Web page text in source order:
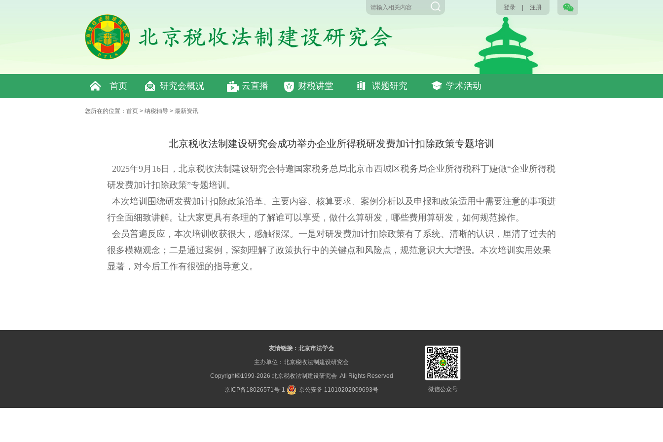
登录 注册
首页 研究会概况 云直播 财税讲堂 课题研究 学术活动
您所在的位置： 首页 > 纳税辅导 > 最新资讯
北京税收法制建设研究会成功举办企业所得税研发费加计扣除政策专题培训
2025年9月16日 ，北京税收法制建设研究会特邀国家税务总局北京市西城区税务局企业所得税科丁婕做“企业所得税
研发费加计扣除政策”专题培训。
本次培训围绕研发费加计扣除政策沿革、主要内容、核算要求、案例分析以及申报和政策适用中需要注意的事项进
行全面细致讲解。让大家更具有条理的了解谁可以享受，做什么算研发，哪些费用算研发，如何规范操作。
会员普遍反应，本次培训收获很大，感触很深。一是对研发费加计扣除政策有了系统、清晰的认识，厘清了过去的
很多模糊观念；二是通过案例，深刻理解了政策执行中的关键点和风险点，规范意识大大增强。本次培训实用效果
显著，对今后工作有很强的指导意义。
友情链接： 北京市法学会
主办单位：北京税收法制建设研究会
Copyright©1999-2026 北京税收法制建设研究会 .All Rights Reserved
京ICP备18026571号-1
京公安备 11010202009693号 微信公众号